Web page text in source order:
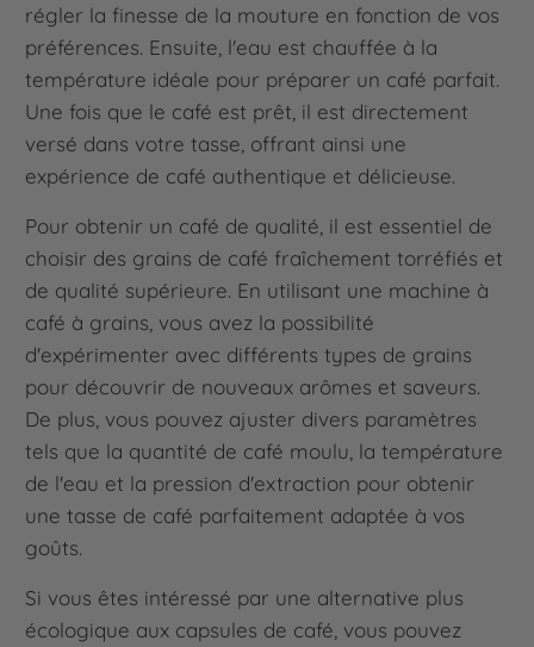
régler la finesse de la mouture en fonction de vos
préférences. Ensuite, l'eau est chauffée à la
température idéale pour préparer un café parfait.
Une fois que le café est prêt, il est directement
versé dans votre tasse, offrant ainsi une
expérience de café authentique et délicieuse.
Pour obtenir un café de qualité, il est essentiel de
choisir des grains de café fraîchement torréfiés et
de qualité supérieure. En utilisant une machine à
café à grains, vous avez la possibilité
d'expérimenter avec différents types de grains
pour découvrir de nouveaux arômes et saveurs.
De plus, vous pouvez ajuster divers paramètres
tels que la quantité de café moulu, la température
de l'eau et la pression d'extraction pour obtenir
une tasse de café parfaitement adaptée à vos
goûts.
Si vous êtes intéressé par une alternative plus
écologique aux capsules de café, vous pouvez